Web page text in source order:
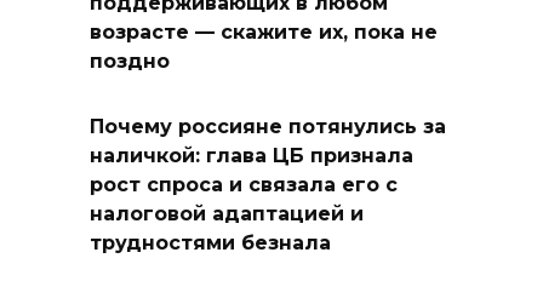
возрасте — скажите их, пока не
поздно
Почему россияне потянулись за
наличкой: глава ЦБ признала
рост спроса и связала его с
налоговой адаптацией и
трудностями безнала